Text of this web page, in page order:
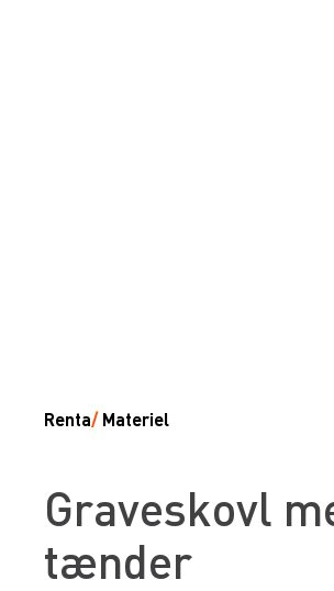
Renta/ Materiel
Graveskovl
tænder